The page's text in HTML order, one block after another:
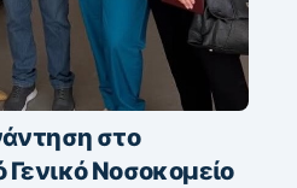
στο
Νοσοκομείο